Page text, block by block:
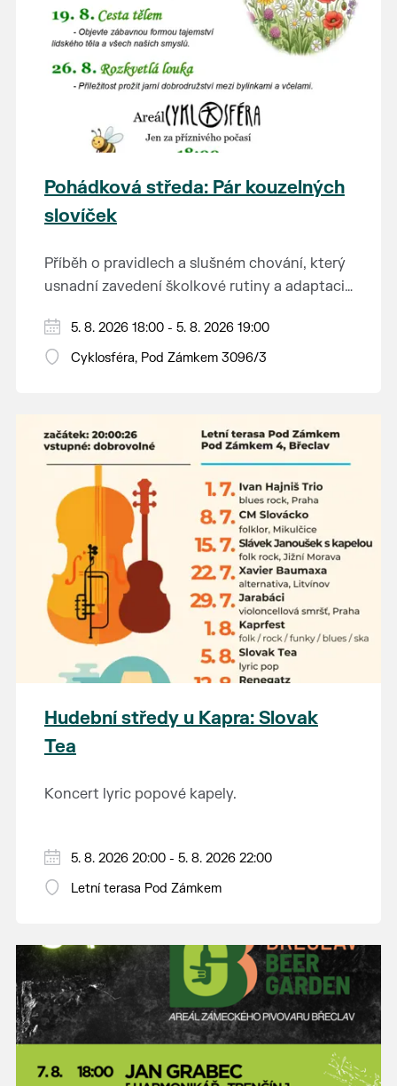
Pohádková středa: Pár kouzelných
slovíček
Příběh o pravidlech a slušném chování, který
usnadní zavedení školkové rutiny a adaptaci
Hraje se jen za příznivého počasí.
Vstupné dobrovolné.
5. 8. 2026 18:00 - 5. 8. 2026 19:00
Cyklosféra, Pod Zámkem 3096/3
Hudební středy u Kapra: Slovak
Tea
Koncert lyric popové kapely.
5. 8. 2026 20:00 - 5. 8. 2026 22:00
Letní terasa Pod Zámkem